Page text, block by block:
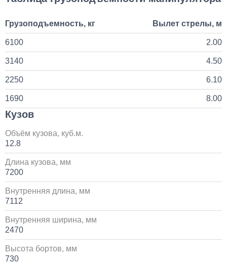
Грузоподъемность, кг Вылет стрелы, м
6100 2.00
3140 4.50
2250 6.10
1690 8.00
Кузов
Объём кузова, куб.м.
12.8
Длина кузова, мм
7200
Внутренняя длина, мм
7112
Внутренняя ширина, мм
2470
Высота бортов, мм
730